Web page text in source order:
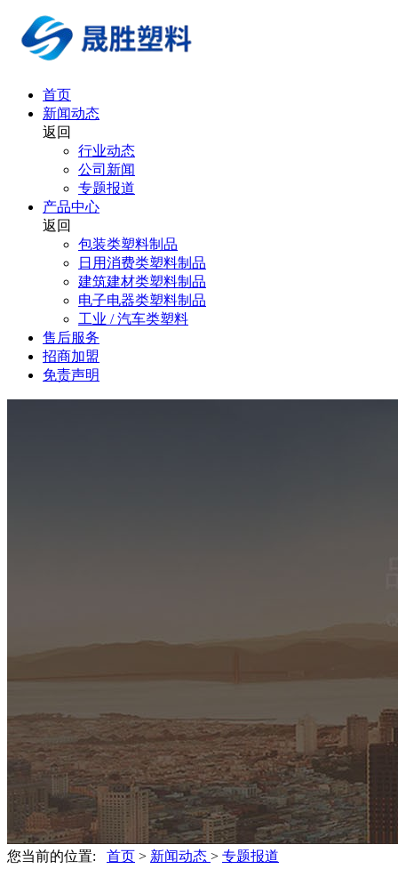
首页
新闻动态
返回
行业动态
公司新闻
专题报道
产品中心
返回
包装类塑料制品
日用消费类塑料制品
建筑建材类塑料制品
电子电器类塑料制品
工业 / 汽车类塑料
售后服务
招商加盟
免责声明
您当前的位置: 首页 > 新闻动态 > 专题报道